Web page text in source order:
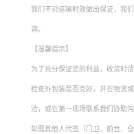
我们不对运输时效做出保证，我
询。
【温馨提示】
为了充分保证您的利益，收货时
检查外包装是否完好，并在物流
洽，或在第一现场联系我们协助沟
如需其他人代签（门卫、前台、